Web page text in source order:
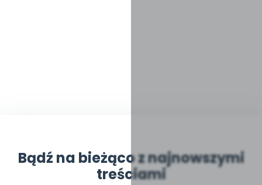
Bądź na bieżąco z najnowszymi
treściami